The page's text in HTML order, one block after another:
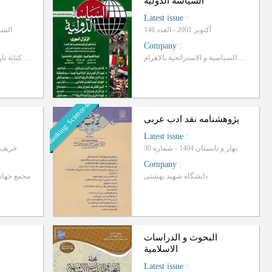
السنة 2017، تموز
تصدرها لجنة کتابة تاریخ العرب بجامعة دمشق
Latest issue :
أکتوبر 2001 - العدد 146
Company :
مرکز الدراسات السیاسیة و الاستراتجیة بالاهرام
خریف و
مجمع
Ranking: Science-Research پژوهشنامه نقد ادب عربی
Latest issue :
بهار و تابستان 1404 - شماره 30
Company :
دانشگاه شهید بهشتی
البحوث و الدراسات
الاسلامیة
Latest issue :